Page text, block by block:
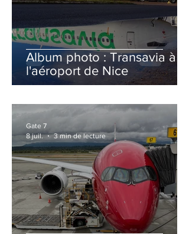
Album photo : Transavia à
l'aéroport de Nice
Gate 7
8 juil.
3 min de lecture